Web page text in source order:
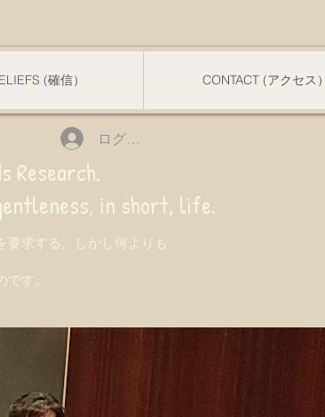
(確信） CONTACT (アクセス
ログイン
Research.
in short, life.
求する。しかし何よりも
す。